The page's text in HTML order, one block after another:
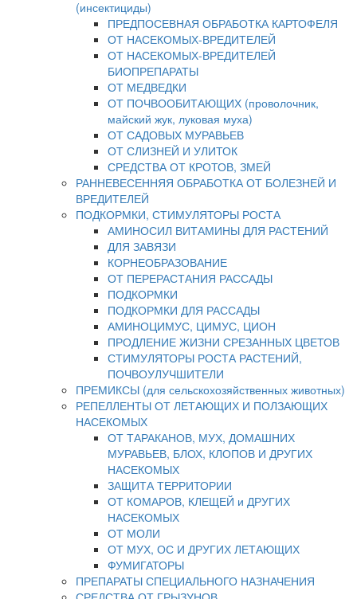
(инсектициды)
ПРЕДПОСЕВНАЯ ОБРАБОТКА КАРТОФЕЛЯ
ОТ НАСЕКОМЫХ-ВРЕДИТЕЛЕЙ
ОТ НАСЕКОМЫХ-ВРЕДИТЕЛЕЙ
БИОПРЕПАРАТЫ
ОТ МЕДВЕДКИ
ОТ ПОЧВООБИТАЮЩИХ (проволочник,
майский жук, луковая муха)
ОТ САДОВЫХ МУРАВЬЕВ
ОТ СЛИЗНЕЙ И УЛИТОК
СРЕДСТВА ОТ КРОТОВ, ЗМЕЙ
РАННЕВЕСЕННЯЯ ОБРАБОТКА ОТ БОЛЕЗНЕЙ И
ВРЕДИТЕЛЕЙ
ПОДКОРМКИ, СТИМУЛЯТОРЫ РОСТА
АМИНОСИЛ ВИТАМИНЫ ДЛЯ РАСТЕНИЙ
ДЛЯ ЗАВЯЗИ
КОРНЕОБРАЗОВАНИЕ
ОТ ПЕРЕРАСТАНИЯ РАССАДЫ
ПОДКОРМКИ
ПОДКОРМКИ ДЛЯ РАССАДЫ
АМИНОЦИМУС, ЦИМУС, ЦИОН
ПРОДЛЕНИЕ ЖИЗНИ СРЕЗАННЫХ ЦВЕТОВ
СТИМУЛЯТОРЫ РОСТА РАСТЕНИЙ,
ПОЧВОУЛУЧШИТЕЛИ
ПРЕМИКСЫ (для сельскохозяйственных животных)
РЕПЕЛЛЕНТЫ ОТ ЛЕТАЮЩИХ И ПОЛЗАЮЩИХ
НАСЕКОМЫХ
ОТ ТАРАКАНОВ, МУХ, ДОМАШНИХ
МУРАВЬЕВ, БЛОХ, КЛОПОВ И ДРУГИХ
НАСЕКОМЫХ
ЗАЩИТА ТЕРРИТОРИИ
ОТ КОМАРОВ, КЛЕЩЕЙ и ДРУГИХ
НАСЕКОМЫХ
ОТ МОЛИ
ОТ МУХ, ОС И ДРУГИХ ЛЕТАЮЩИХ
ФУМИГАТОРЫ
ПРЕПАРАТЫ СПЕЦИАЛЬНОГО НАЗНАЧЕНИЯ